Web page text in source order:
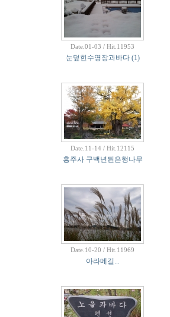
Date.01-03 / Hit.11953
눈덮힌수영장과바다 (1)
Date.11-14 / Hit.12115
흥주사 구백년된은행나무
Date.10-20 / Hit.11969
아라메길...